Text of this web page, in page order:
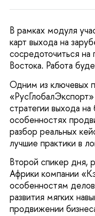
В рамках модуля
карт выхода на
сосредоточиться
Востока. Работа
Одним из ключевых
стратегии выхода
особенностях
разбор реальных
лучшие практики в
Второй спикер дня,
Африки компании
особенностям
развития мягких
продвижении